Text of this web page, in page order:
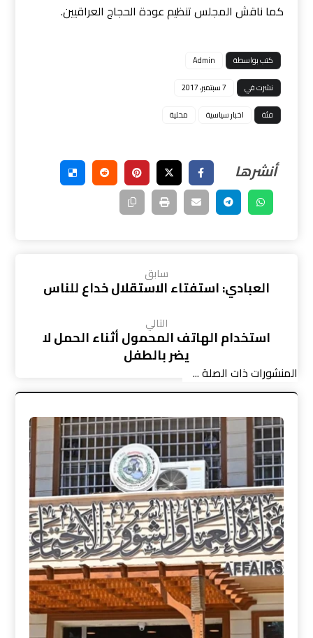
كما ناقش المجلس تنظيم عودة الحجاج العراقيين.
كتب بواسطة
Admin
نشرت في
7 سبتمبر، 2017
فئة
اخبار سياسية محلية
سابق
العبادي: استفتاء الاستقلال خداع للناس
التالي
استخدام الهاتف المحمول أثناء الحمل لا
يضر بالطفل
المنشورات ذات الصلة ...